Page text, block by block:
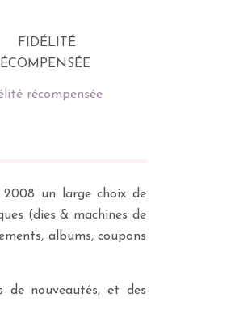
récompensée
2008 un large choix de
(dies & machines de
albums, coupons
de nouveautés, et des